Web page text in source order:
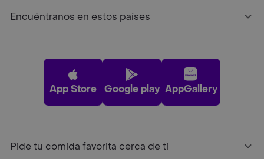
Encuéntranos en estos países
App Store Google play AppGallery
Pide tu comida favorita cerca de ti